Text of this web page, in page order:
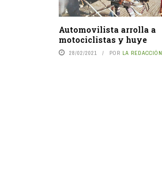
Automovilista arrolla a
motociclistas y huye
28/02/2021 POR LA REDACCIÓN